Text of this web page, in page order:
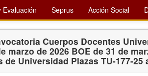
Evaluación Seprus Acción Social
Cuerpos Docentes
marzo de 2026 BOE de 31 de
Universidad Plazas TU-177-25